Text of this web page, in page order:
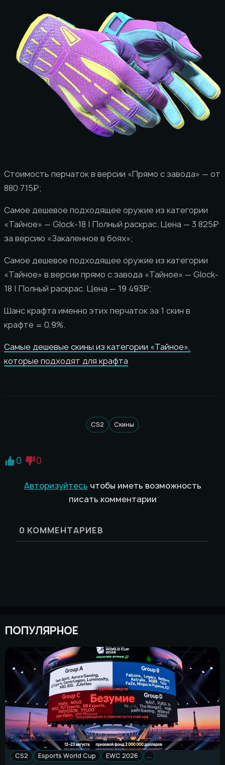
Стоимость перчаток в версии «Прямо с завода» — от
880 715₽;
Самое дешевое подходящее оружие из категории
«Тайное» — Glock-18 | Полный раскрас. Цена — 3 825₽
за версию «Закаленное в боях»;
Самое дешевое подходящее оружие из категории
«Тайное» в версии прямо с завода «Тайное» — Glock-
18 | Полный раскрас. Цена — 19 493₽;
Шанс крафта именно этих перчаток за 1 скин в
крафте = 0,9%.
Самые дешевые скины из категории «Тайное»,
которые подходят для крафта
CS2 Скины
0 0
Авторизуйтесь чтобы иметь возможность
писать комментарии
0 КОММЕНТАРИЕВ
ПОПУЛЯРНОЕ
CS2 Esports World Cup EWC 2026 …